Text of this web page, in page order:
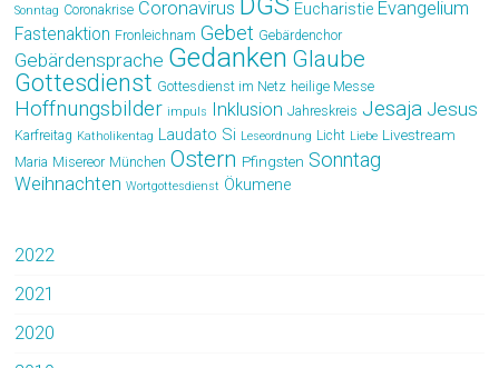
Sonntag Coronakrise Coronavirus Eucharistie Evangelium
Fastenaktion Fronleichnam Gebet Gebärdenchor
Gebärdensprache Gedanken Glaube
Gottesdienst Gottesdienst im Netz heilige Messe
Hoffnungsbilder impuls Inklusion Jahreskreis Jesaja Jesus
Karfreitag Katholikentag Laudato Si Leseordnung Licht Liebe Livestream
Maria Misereor München Ostern Pfingsten Sonntag
Weihnachten Wortgottesdienst Ökumene
2022
2021
2020